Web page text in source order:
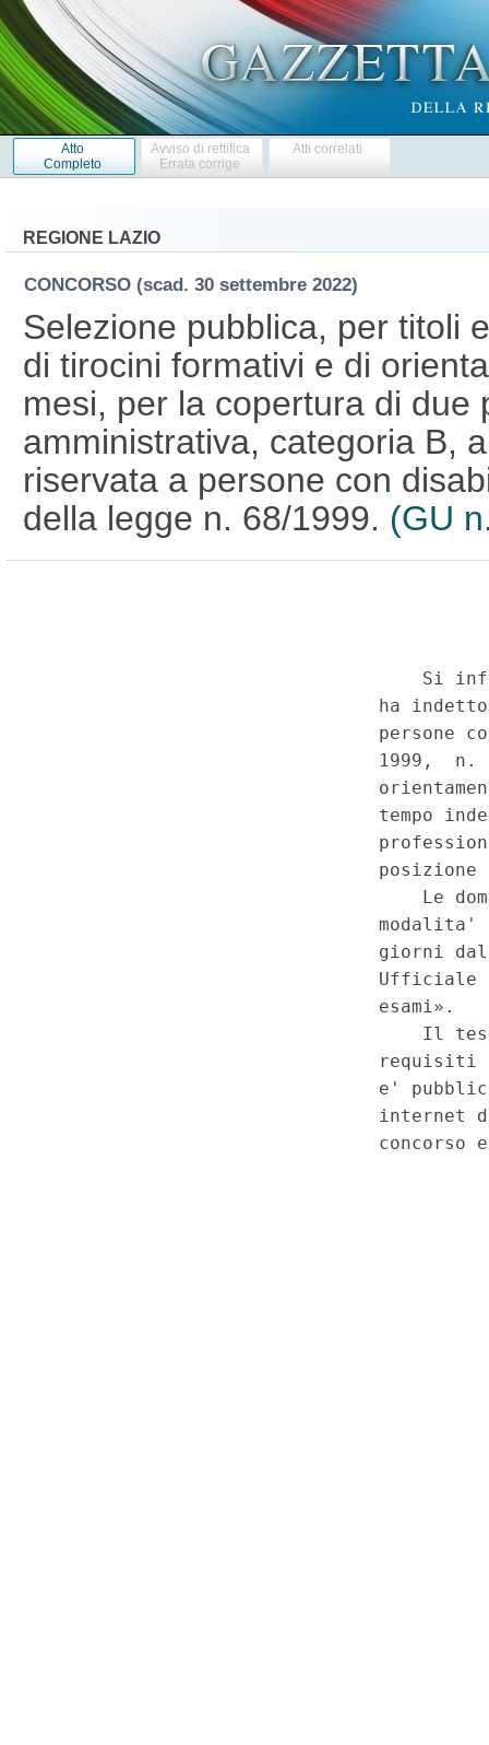
Atto
Completo
Avviso di rettifica
Errata corrige
Atti correlati
REGIONE LAZIO
CONCORSO (scad. 30 settembre 2022)
Selezione pubblica, per titoli
di tirocini formativi e di
mesi, per la copertura di due
amministrativa, categoria B,
riservata a persone con
della legge n. 68/1999. (GU